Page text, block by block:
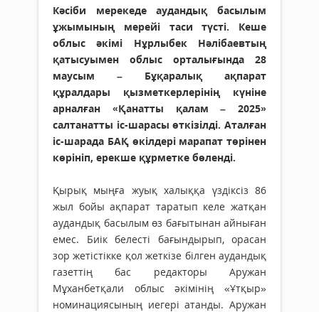
Кәсіби мерекеде аудандық басылым
ұжымының мерейі таси түсті. Кеше
облыс әкімі Нұрлыбек Нәлібаевтың
қатысуымен облыс орталығында 28
маусым – Бұқаралық ақпарат
құралдары қызметкерлерінің күніне
арналған «Қанатты қалам – 2025»
салтанатты іс-шарасы өткізілді. Аталған
іс-шарада БАҚ өкілдері марапат төрінен
көрініп, ерекше құрметке бөленді.
Қырық мыңға жуық халыққа үздіксіз 86
жыл бойы ақпарат таратып келе жатқан
аудандық басылым өз бағытынан айныған
емес. Биік белесті бағындырып, орасан
зор жетістікке қол жеткізе білген аудандық
га­зеттің бас редакторы Аружан
Мұханбетқали облыс әкімінің «Ұтқыр»
номинациясының иегері атанды. Аружан